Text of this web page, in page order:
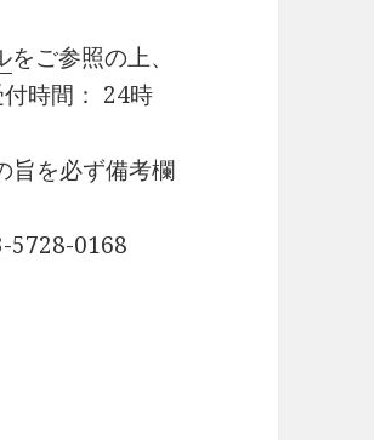
をご参照の上、
時間： 24時
旨を必ず備考欄
0168